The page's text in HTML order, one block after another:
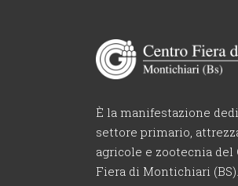
È la manifestazione
settore primario,
agricole e zootecnia del
Fiera di Montichiari (BS).